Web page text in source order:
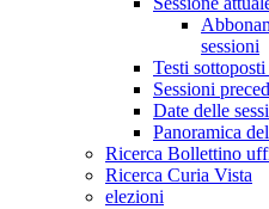
sessioni
Testi
Sessioni
Date delle
Panoramica
Ricerca Bollettino
Ricerca Curia Vista
elezioni